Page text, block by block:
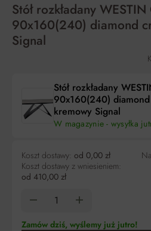
Stół rozkładany
90x160(240) diamond
Signal
Stół rozkładany
90x160(240)
kremowy Signal
W magazynie - wysyłka
Koszt dostawy: od 0,00 zł
Koszt dostawy z wniesieniem:
od 410,00 zł
Zamów dziś, wyślemy już jutro!